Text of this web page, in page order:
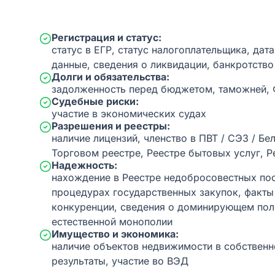
Регистрация и статус:
статус в ЕГР, статус налогоплательщика,
данные, сведения о ликвидации, банкротство
Долги и обязательства:
задолженность перед бюджетом,
Судебные риски:
участие в экономических судах
Разрешения и реестры:
наличие лицензий, членство в ПВТ / СЭЗ /
Торговом реестре, Реестре бытовых услуг,
Надежность:
нахождение в Реестре недобросовестных
процедурах государственных закупок,
конкуренции, сведения о доминирующем
естественной монополии
Имущество и экономика:
наличие объектов недвижимости в
результаты, участие во ВЭД